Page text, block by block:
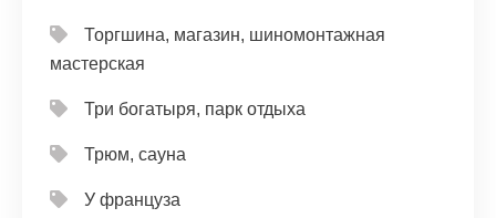
Торгшина, магазин, шиномонтажная
мастерская
Три богатыря, парк отдыха
Трюм, сауна
У француза